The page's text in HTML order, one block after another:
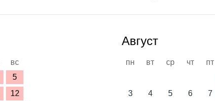
вс
5
12
Август
пн вт ср чт пт
3
4 5 6 7